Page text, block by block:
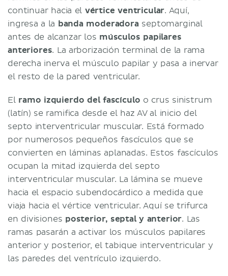
continuar hacia el vértice ventricular. Aquí,
ingresa a la banda moderadora septomarginal
antes de alcanzar los músculos papilares
anteriores. La arborización terminal de la rama
derecha inerva el músculo papilar y pasa a inervar
el resto de la pared ventricular.
El ramo izquierdo del fascículo o crus sinistrum
(latín) se ramifica desde el haz AV al inicio del
septo interventricular muscular. Está formado
por numerosos pequeños fascículos que se
convierten en láminas aplanadas. Estos fascículos
ocupan la mitad izquierda del septo
interventricular muscular. La lámina se mueve
hacia el espacio subendocárdico a medida que
viaja hacia el vértice ventricular. Aquí se trifurca
en divisiones posterior, septal y anterior. Las
ramas pasarán a activar los músculos papilares
anterior y posterior, el tabique interventricular y
las paredes del ventrículo izquierdo.